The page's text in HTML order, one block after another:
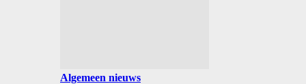
Algemeen nieuws